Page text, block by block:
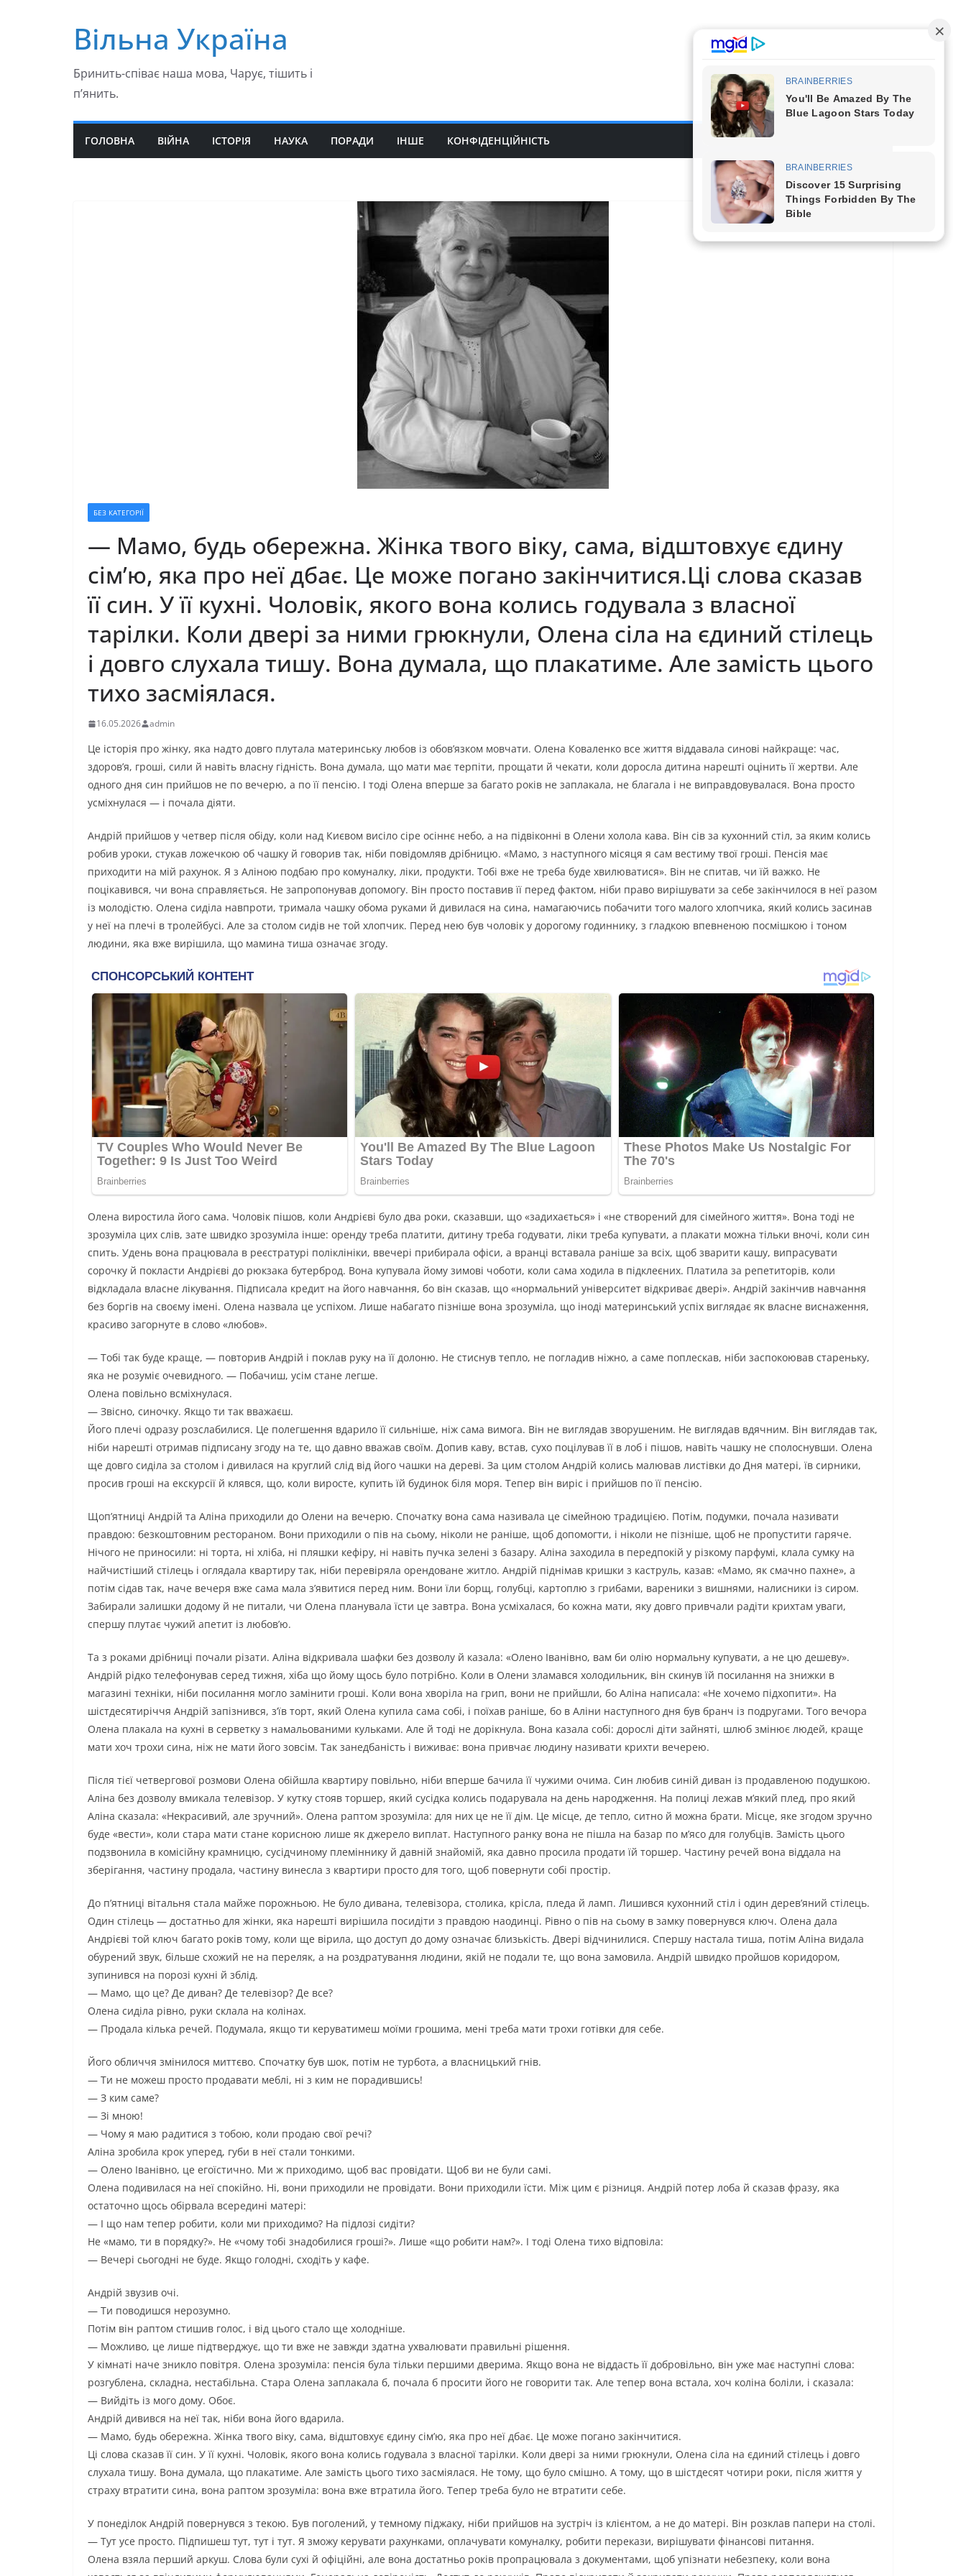
Вільна Україна
Бринить-співає наша мова, Чарує, тішить і
п’янить.
ГОЛОВНА ВІЙНА ІСТОРІЯ НАУКА ПОРАДИ ІНШЕ КОНФІДЕНЦІЙНІСТЬ
БЕЗ КАТЕГОРІЇ
— Мамо, будь обережна. Жінка твого віку, сама, відштовхує єдину
сім’ю, яка про неї дбає. Це може погано закінчитися.Ці слова сказав
її син. У її кухні. Чоловік, якого вона колись годувала з власної
тарілки. Коли двері за ними грюкнули, Олена сіла на єдиний стілець
і довго слухала тишу. Вона думала, що плакатиме. Але замість цього
тихо засміялася.
16.05.2026 admin
Це історія про жінку, яка надто довго плутала материнську любов із обов’язком мовчати. Олена Коваленко все життя віддавала синові найкраще: час,
здоров’я, гроші, сили й навіть власну гідність. Вона думала, що мати має терпіти, прощати й чекати, коли доросла дитина нарешті оцінить її жертви. Але
одного дня син прийшов не по вечерю, а по її пенсію. І тоді Олена вперше за багато років не заплакала, не благала і не виправдовувалася. Вона просто
усміхнулася — і почала діяти.
Андрій прийшов у четвер після обіду, коли над Києвом висіло сіре осіннє небо, а на підвіконні в Олени холола кава. Він сів за кухонний стіл, за яким колись
робив уроки, стукав ложечкою об чашку й говорив так, ніби повідомляв дрібницю. «Мамо, з наступного місяця я сам вестиму твої гроші. Пенсія має
приходити на мій рахунок. Я з Аліною подбаю про комуналку, ліки, продукти. Тобі вже не треба буде хвилюватися». Він не спитав, чи їй важко. Не
поцікавився, чи вона справляється. Не запропонував допомогу. Він просто поставив її перед фактом, ніби право вирішувати за себе закінчилося в неї разом
із молодістю. Олена сиділа навпроти, тримала чашку обома руками й дивилася на сина, намагаючись побачити того малого хлопчика, який колись засинав
у неї на плечі в тролейбусі. Але за столом сидів не той хлопчик. Перед нею був чоловік у дорогому годиннику, з гладкою впевненою посмішкою і тоном
людини, яка вже вирішила, що мамина тиша означає згоду.
Олена виростила його сама. Чоловік пішов, коли Андрієві було два роки, сказавши, що «задихається» і «не створений для сімейного життя». Вона тоді не
зрозуміла цих слів, зате швидко зрозуміла інше: оренду треба платити, дитину треба годувати, ліки треба купувати, а плакати можна тільки вночі, коли син
спить. Удень вона працювала в реєстратурі поліклініки, ввечері прибирала офіси, а вранці вставала раніше за всіх, щоб зварити кашу, випрасувати
сорочку й покласти Андрієві до рюкзака бутерброд. Вона купувала йому зимові чоботи, коли сама ходила в підклеєних. Платила за репетиторів, коли
відкладала власне лікування. Підписала кредит на його навчання, бо він сказав, що «нормальний університет відкриває двері». Андрій закінчив навчання
без боргів на своєму імені. Олена назвала це успіхом. Лише набагато пізніше вона зрозуміла, що іноді материнський успіх виглядає як власне виснаження,
красиво загорнуте в слово «любов».
— Тобі так буде краще, — повторив Андрій і поклав руку на її долоню. Не стиснув тепло, не погладив ніжно, а саме поплескав, ніби заспокоював стареньку,
яка не розуміє очевидного. — Побачиш, усім стане легше.
Олена повільно всміхнулася.
— Звісно, синочку. Якщо ти так вважаєш.
Його плечі одразу розслабилися. Це полегшення вдарило її сильніше, ніж сама вимога. Він не виглядав зворушеним. Не виглядав вдячним. Він виглядав так,
ніби нарешті отримав підписану згоду на те, що давно вважав своїм. Допив каву, встав, сухо поцілував її в лоб і пішов, навіть чашку не сполоснувши. Олена
ще довго сиділа за столом і дивилася на круглий слід від його чашки на дереві. За цим столом Андрій колись малював листівки до Дня матері, їв сирники,
просив гроші на екскурсії й клявся, що, коли виросте, купить їй будинок біля моря. Тепер він виріс і прийшов по її пенсію.
Щоп’ятниці Андрій та Аліна приходили до Олени на вечерю. Спочатку вона сама називала це сімейною традицією. Потім, подумки, почала називати
правдою: безкоштовним рестораном. Вони приходили о пів на сьому, ніколи не раніше, щоб допомогти, і ніколи не пізніше, щоб не пропустити гаряче.
Нічого не приносили: ні торта, ні хліба, ні пляшки кефіру, ні навіть пучка зелені з базару. Аліна заходила в передпокій у різкому парфумі, клала сумку на
найчистіший стілець і оглядала квартиру так, ніби перевіряла орендоване житло. Андрій піднімав кришки з каструль, казав: «Мамо, як смачно пахне», а
потім сідав так, наче вечеря вже сама мала з’явитися перед ним. Вони їли борщ, голубці, картоплю з грибами, вареники з вишнями, налисники із сиром.
Забирали залишки додому й не питали, чи Олена планувала їсти це завтра. Вона усміхалася, бо кожна мати, яку довго привчали радіти крихтам уваги,
спершу плутає чужий апетит із любов’ю.
Та з роками дрібниці почали різати. Аліна відкривала шафки без дозволу й казала: «Олено Іванівно, вам би олію нормальну купувати, а не цю дешеву».
Андрій рідко телефонував серед тижня, хіба що йому щось було потрібно. Коли в Олени зламався холодильник, він скинув їй посилання на знижки в
магазині техніки, ніби посилання могло замінити гроші. Коли вона хворіла на грип, вони не прийшли, бо Аліна написала: «Не хочемо підхопити». На
шістдесятиріччя Андрій запізнився, з’їв торт, який Олена купила сама собі, і поїхав раніше, бо в Аліни наступного дня був бранч із подругами. Того вечора
Олена плакала на кухні в серветку з намальованими кульками. Але й тоді не дорікнула. Вона казала собі: дорослі діти зайняті, шлюб змінює людей, краще
мати хоч трохи сина, ніж не мати його зовсім. Так занедбаність і виживає: вона привчає людину називати крихти вечерею.
Після тієї четвергової розмови Олена обійшла квартиру повільно, ніби вперше бачила її чужими очима. Син любив синій диван із продавленою подушкою.
Аліна без дозволу вмикала телевізор. У кутку стояв торшер, який сусідка колись подарувала на день народження. На полиці лежав м’який плед, про який
Аліна сказала: «Некрасивий, але зручний». Олена раптом зрозуміла: для них це не її дім. Це місце, де тепло, ситно й можна брати. Місце, яке згодом зручно
буде «вести», коли стара мати стане корисною лише як джерело виплат. Наступного ранку вона не пішла на базар по м’ясо для голубців. Замість цього
подзвонила в комісійну крамницю, сусідчиному племіннику й давній знайомій, яка давно просила продати їй торшер. Частину речей вона віддала на
зберігання, частину продала, частину винесла з квартири просто для того, щоб повернути собі простір.
До п’ятниці вітальня стала майже порожньою. Не було дивана, телевізора, столика, крісла, пледа й ламп. Лишився кухонний стіл і один дерев’яний стілець.
Один стілець — достатньо для жінки, яка нарешті вирішила посидіти з правдою наодинці. Рівно о пів на сьому в замку повернувся ключ. Олена дала
Андрієві той ключ багато років тому, коли ще вірила, що доступ до дому означає близькість. Двері відчинилися. Спершу настала тиша, потім Аліна видала
обурений звук, більше схожий не на переляк, а на роздратування людини, якій не подали те, що вона замовила. Андрій швидко пройшов коридором,
зупинився на порозі кухні й зблід.
— Мамо, що це? Де диван? Де телевізор? Де все?
Олена сиділа рівно, руки склала на колінах.
— Продала кілька речей. Подумала, якщо ти керуватимеш моїми грошима, мені треба мати трохи готівки для себе.
Його обличчя змінилося миттєво. Спочатку був шок, потім не турбота, а власницький гнів.
— Ти не можеш просто продавати меблі, ні з ким не порадившись!
— З ким саме?
— Зі мною!
— Чому я маю радитися з тобою, коли продаю свої речі?
Аліна зробила крок уперед, губи в неї стали тонкими.
— Олено Іванівно, це егоїстично. Ми ж приходимо, щоб вас провідати. Щоб ви не були самі.
Олена подивилася на неї спокійно. Ні, вони приходили не провідати. Вони приходили їсти. Між цим є різниця. Андрій потер лоба й сказав фразу, яка
остаточно щось обірвала всередині матері:
— І що нам тепер робити, коли ми приходимо? На підлозі сидіти?
Не «мамо, ти в порядку?». Не «чому тобі знадобилися гроші?». Лише «що робити нам?». І тоді Олена тихо відповіла:
— Вечері сьогодні не буде. Якщо голодні, сходіть у кафе.
Андрій звузив очі.
— Ти поводишся нерозумно.
Потім він раптом стишив голос, і від цього стало ще холодніше.
— Можливо, це лише підтверджує, що ти вже не завжди здатна ухвалювати правильні рішення.
У кімнаті наче зникло повітря. Олена зрозуміла: пенсія була тільки першими дверима. Якщо вона не віддасть її добровільно, він уже має наступні слова:
розгублена, складна, нестабільна. Стара Олена заплакала б, почала б просити його не говорити так. Але тепер вона встала, хоч коліна боліли, і сказала:
— Вийдіть із мого дому. Обоє.
Андрій дивився на неї так, ніби вона його вдарила.
— Мамо, будь обережна. Жінка твого віку, сама, відштовхує єдину сім’ю, яка про неї дбає. Це може погано закінчитися.
Ці слова сказав її син. У її кухні. Чоловік, якого вона колись годувала з власної тарілки. Коли двері за ними грюкнули, Олена сіла на єдиний стілець і довго
слухала тишу. Вона думала, що плакатиме. Але замість цього тихо засміялася. Не тому, що було смішно. А тому, що в шістдесят чотири роки, після життя у
страху втратити сина, вона раптом зрозуміла: вона вже втратила його. Тепер треба було не втратити себе.
У понеділок Андрій повернувся з текою. Був поголений, у темному піджаку, ніби прийшов на зустріч із клієнтом, а не до матері. Він розклав папери на столі.
— Тут усе просто. Підпишеш тут, тут і тут. Я зможу керувати рахунками, оплачувати комуналку, робити перекази, вирішувати фінансові питання.
Олена взяла перший аркуш. Слова були сухі й офіційні, але вона достатньо років пропрацювала з документами, щоб упізнати небезпеку, коли вона